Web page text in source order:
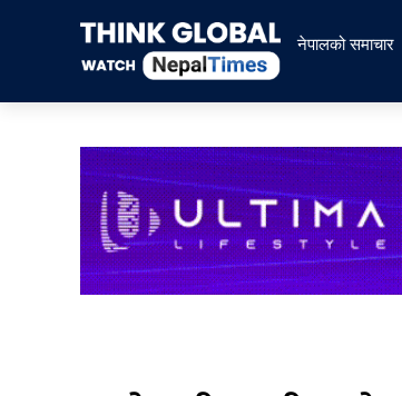
नेपालको समाचार